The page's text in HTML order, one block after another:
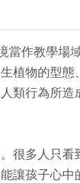
作教學場
植物的型
類行為所造
多人只看
讓孩子心